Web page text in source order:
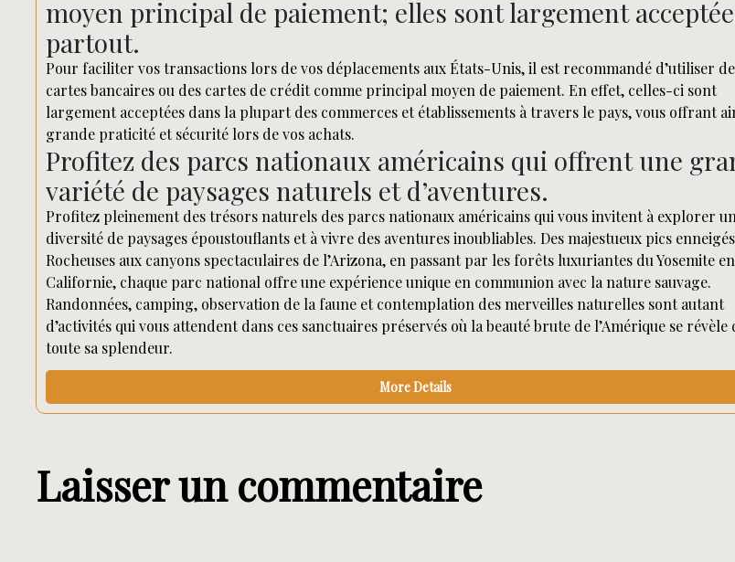
moyen principal de paiement; elles sont largement
partout.
Pour faciliter vos transactions lors de vos déplacements aux États-Unis, il est recommandé d’utiliser
cartes bancaires ou des cartes de crédit comme principal moyen de paiement. En effet, celles-ci sont
largement acceptées dans la plupart des commerces et établissements à travers le pays, vous offrant
grande praticité et sécurité lors de vos achats.
Profitez des parcs nationaux américains qui offrent une
variété de paysages naturels et d’aventures.
Profitez pleinement des trésors naturels des parcs nationaux américains qui vous invitent à explorer
diversité de paysages époustouflants et à vivre des aventures inoubliables. Des majestueux pics
Rocheuses aux canyons spectaculaires de l’Arizona, en passant par les forêts luxuriantes du Yosemite en
Californie, chaque parc national offre une expérience unique en communion avec la nature sauvage.
Randonnées, camping, observation de la faune et contemplation des merveilles naturelles sont autant
d’activités qui vous attendent dans ces sanctuaires préservés où la beauté brute de l’Amérique se révèle
toute sa splendeur.
More Details
Laisser un commentaire